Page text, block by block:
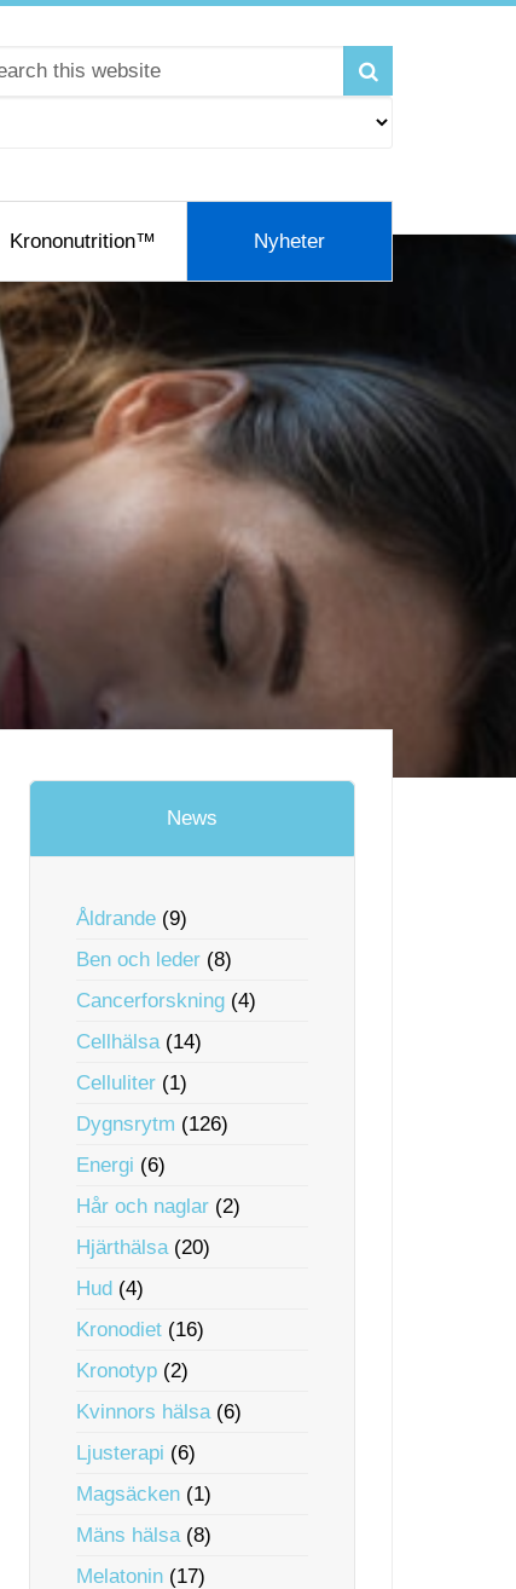
Krononutrition™ Nyheter
News
Åldrande (9)
Ben och leder (8)
Cancerforskning (4)
Cellhälsa(14)
Celluliter (1)
Dygnsrytm (126)
Energi (6)
Hår och naglar (2)
Hjärthälsa(20)
Hud (4)
Kronodiet (16)
Kronotyp (2)
Kvinnors hälsa(6)
Ljusterapi (6)
Magsäcken (1)
Mäns hälsa(8)
Melatonin (17)